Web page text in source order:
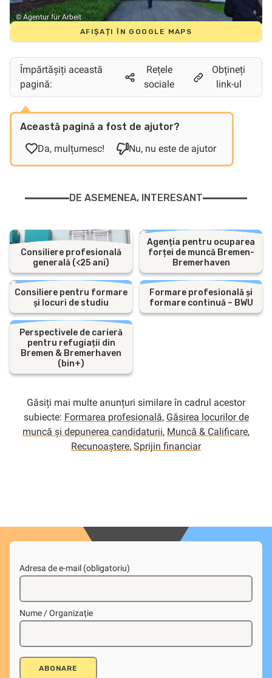
© Agentur für Arbeit
AFIȘAȚI ÎN GOOGLE MAPS
Împărtășiți această
pagină:
Rețele
sociale
Obțineți
link-ul
Această pagină a fost de ajutor?
Da, mulțumesc!
Nu, nu este de ajutor
DE ASEMENEA, INTERESANT
Consiliere profesională
generală (<25 ani)
Agenția pentru ocuparea
forței de muncă Bremen-
Bremerhaven
Consiliere pentru formare
și locuri de studiu
Formare profesională și
formare continuă – BWU
Perspectivele de carieră
pentru refugiații din
Bremen & Bremerhaven
(bin+)
Găsiți mai multe anunțuri similare în cadrul acestor
subiecte: Formarea profesională, Găsirea locurilor de
muncă și depunerea candidaturii, Muncă & Calificare,
Recunoaștere, Sprijin financiar
Adresa de e-mail (obligatoriu)
Nume / Organizație